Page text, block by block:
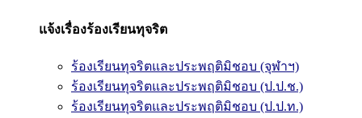
แจ้งเรื่องร้องเรียนทุจริต
ร้องเรียนทุจริตและประพฤติมิชอบ (จุฬาฯ)
ร้องเรียนทุจริตและประพฤติมิชอบ (ป.ป.ช.)
ร้องเรียนทุจริตและประพฤติมิชอบ (ป.ป.ท.)